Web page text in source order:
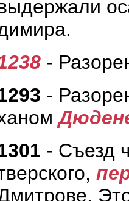
-
-
- Съезд